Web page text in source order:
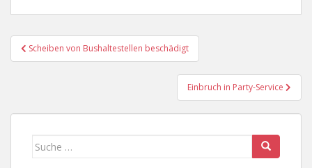
Beitragsnavigation
Scheiben von Bushaltestellen beschädigt
Einbruch in Party-Service
Suche